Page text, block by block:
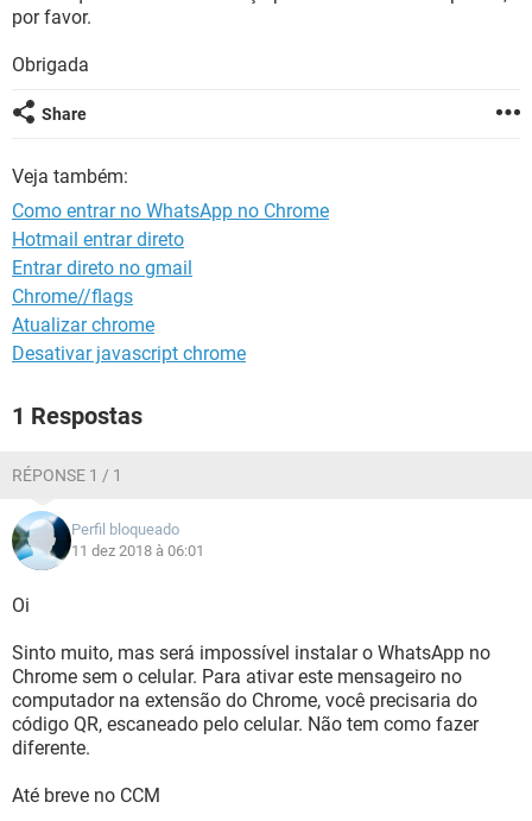
INSTAGRAM
por favor.
Obrigada
Share
Veja também:
Como entrar no WhatsApp no Chrome
Hotmail entrar direto
Entrar direto no gmail
Chrome//flags
Atualizar chrome
Desativar javascript chrome
1 Respostas
RÉPONSE 1 / 1
Perfil bloqueado
11 dez 2018 à 06:01
Oi
Sinto muito, mas será impossível instalar o WhatsApp no
Chrome sem o celular. Para ativar este mensageiro no
computador na extensão do Chrome, você precisaria do
código QR, escaneado pelo celular. Não tem como fazer
diferente.
Até breve no CCM